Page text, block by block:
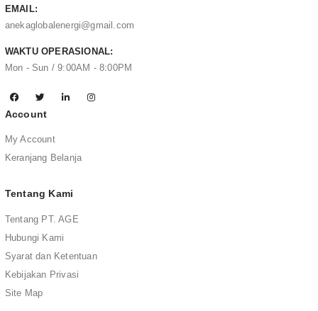
EMAIL:
anekaglobalenergi@gmail.com
WAKTU OPERASIONAL:
Mon - Sun / 9:00AM - 8:00PM
Account
My Account
Keranjang Belanja
Tentang Kami
Tentang PT. AGE
Hubungi Kami
Syarat dan Ketentuan
Kebijakan Privasi
Site Map